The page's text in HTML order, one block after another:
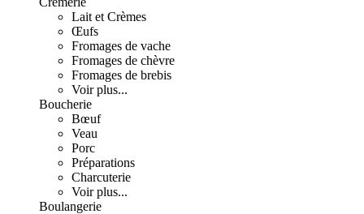
Lait et Crèmes
Œufs
Fromages de vache
Fromages de chèvre
Fromages de brebis
Voir plus...
Boucherie
Bœuf
Veau
Porc
Préparations
Charcuterie
Voir plus...
Boulangerie